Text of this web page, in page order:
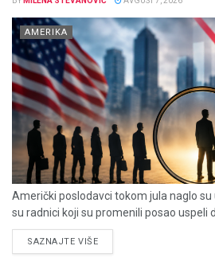
AMERIKA
Američki poslodavci tokom jula naglo
su radnici koji su promenili posao uspeli
SAZNAJTE VIŠEDETAILS